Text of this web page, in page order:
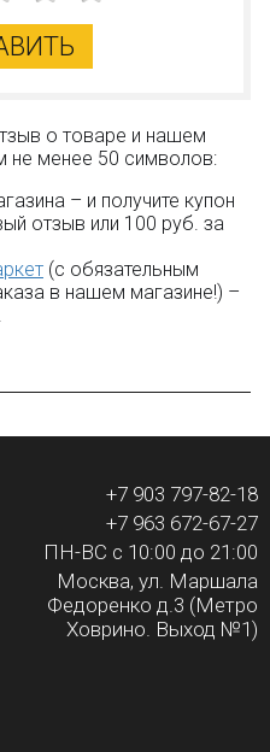
о товаре и нашем
не менее 50 символов:
– и получите купон
отзыв или 100 руб. за
(с обязательным
в нашем магазине!) –
+7 903 797-82-18
+7 963 672-67-27
ПН-ВС с 10:00 до 21:00
Москва, ул. Маршала
Федоренко д.3 (Метро
Ховрино. Выход №1)